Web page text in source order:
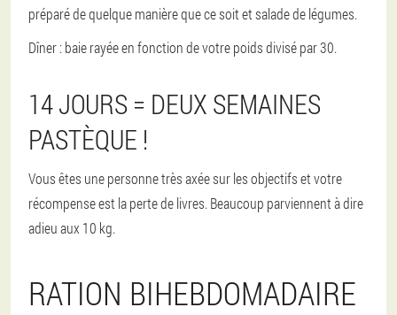
préparé de quelque manière que ce soit et salade de légumes.
Dîner : baie rayée en fonction de votre poids divisé par 30.
14 JOURS = DEUX SEMAINES
PASTÈQUE !
Vous êtes une personne très axée sur les objectifs et votre
récompense est la perte de livres. Beaucoup parviennent à dire
adieu aux 10 kg.
RATION BIHEBDOMADAIRE